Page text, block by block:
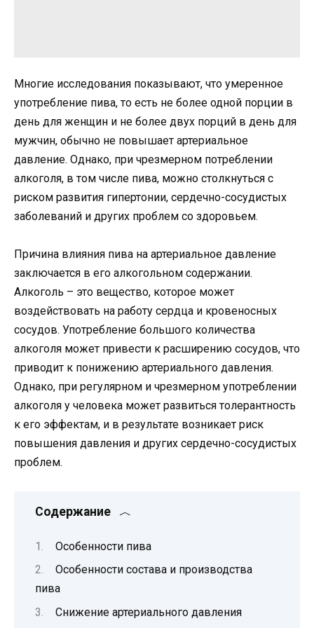
Многие исследования показывают, что умеренное
употребление пива, то есть не более одной порции в
день для женщин и не более двух порций в день для
мужчин, обычно не повышает артериальное
давление. Однако, при чрезмерном потреблении
алкоголя, в том числе пива, можно столкнуться с
риском развития гипертонии, сердечно-сосудистых
заболеваний и других проблем со здоровьем.
Причина влияния пива на артериальное давление
заключается в его алкогольном содержании.
Алкоголь – это вещество, которое может
воздействовать на работу сердца и кровеносных
сосудов. Употребление большого количества
алкоголя может привести к расширению сосудов, что
приводит к понижению артериального давления.
Однако, при регулярном и чрезмерном употреблении
алкоголя у человека может развиться толерантность
к его эффектам, и в результате возникает риск
повышения давления и других сердечно-сосудистых
проблем.
Содержание
Особенности пива
Особенности состава и производства
пива
Снижение артериального давления